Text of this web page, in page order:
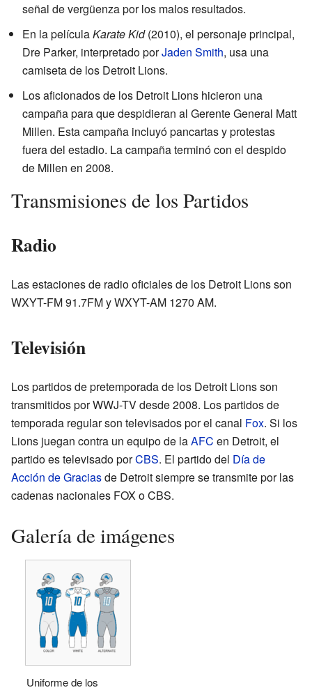
señal de vergüenza por los malos resultados.
En la películaKarate Kid(2010), el personaje principal,
Dre Parker, interpretado porJaden Smith, usa una
camiseta de los Detroit Lions.
Los aficionados de los Detroit Lions hicieron una
campaña para que despidieran al Gerente General Matt
Millen. Esta campaña incluyó pancartas y protestas
fuera del estadio. La campaña terminó con el despido
de Millen en 2008.
Transmisiones de los Partidos
Radio
Las estaciones de radio oficiales de los Detroit Lions son
WXYT-FM 91.7FM y WXYT-AM 1270 AM.
Televisión
Los partidos de pretemporada de los Detroit Lions son
transmitidos por WWJ-TV desde 2008. Los partidos de
temporada regular son televisados por el canal Fox. Si los
Lions juegan contra un equipo de laAFC en Detroit, el
partido es televisado porCBS. El partido del Día de
Acción de Graciasde Detroit siempre se transmite por las
cadenas nacionales FOX o CBS.
Galería de imágenes
Uniforme de los